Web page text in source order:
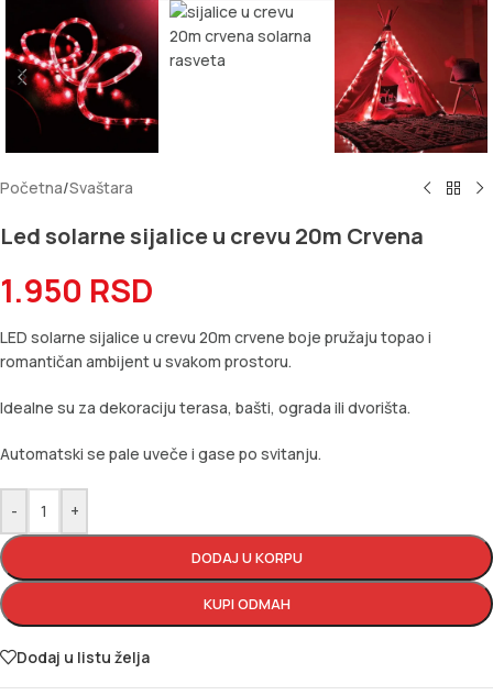
Početna/Svaštara
Led solarne sijalice u crevu 20m Crvena
1.950 RSD
LED solarne sijalice u crevu 20m crvene boje pružaju topao i
romantičan ambijent u svakom prostoru.
Idealne su za dekoraciju terasa, bašti, ograda ili dvorišta.
Automatski se pale uveče i gase po svitanju.
- +
DODAJ U KORPU
KUPI ODMAH
Dodaj u listu želja